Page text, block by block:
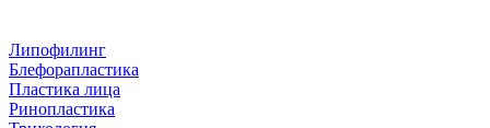
Липофилинг
Блефорапластика
Пластика лица
Ринопластика